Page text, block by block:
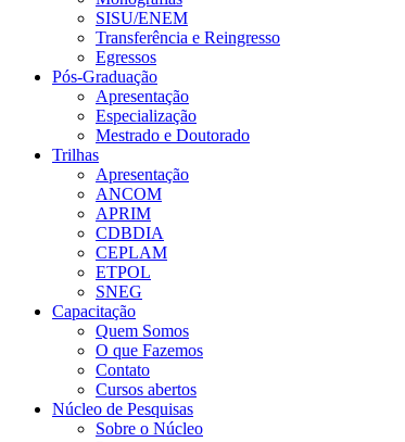
SISU/ENEM
Transferência e Reingresso
Egressos
Pós-Graduação
Apresentação
Especialização
Mestrado e Doutorado
Trilhas
Apresentação
ANCOM
APRIM
CDBDIA
CEPLAM
ETPOL
SNEG
Capacitação
Quem Somos
O que Fazemos
Contato
Cursos abertos
Núcleo de Pesquisas
Sobre o Núcleo